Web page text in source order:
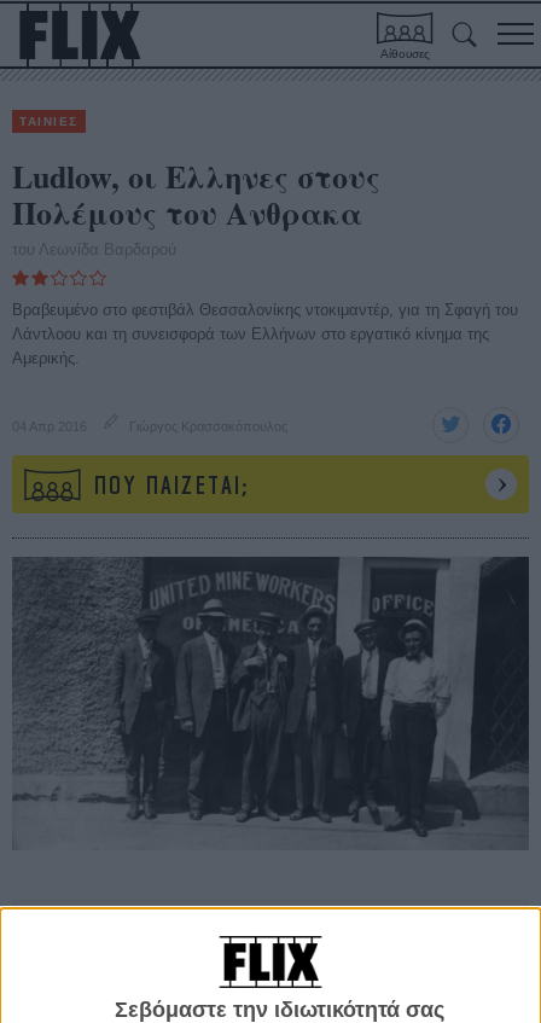
Σεβόμαστε την ιδιωτικότητά σας
Αίθουσες
ΤΑΙΝΙΕΣ
Ludlow, οι Ελληνες στους
Πολέμους του Ανθρακα
του Λεωνίδα Βαρδαρού
Βραβευμένο στο φεστιβάλ Θεσσαλονίκης ντοκιμαντέρ, για τη Σφαγή του
Λάντλοου και τη συνεισφορά των Ελλήνων στο εργατικό κίνημα της
Αμερικής.
04 Απρ 2016 Γιώργος Κρασσακόπουλος
ΠΟΥ ΠΑΙΖΕΤΑΙ;
Προσθέστε το Flix στις προτιμήσεις σας στο
Google